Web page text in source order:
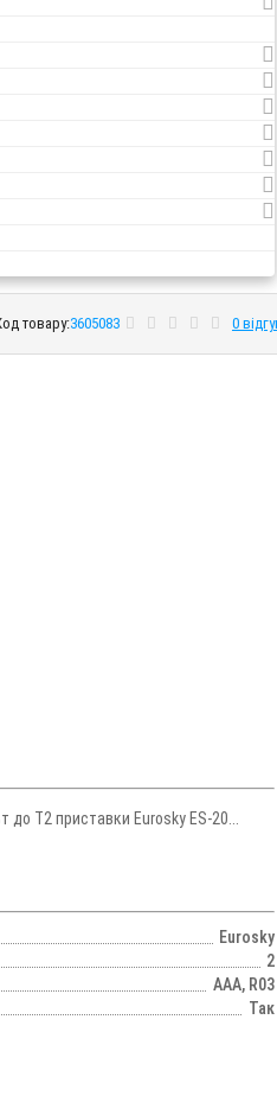
товару:3605083 0
Т2 приставки Eurosky ES-20...
Eurosky
2
AAA, R03
Так